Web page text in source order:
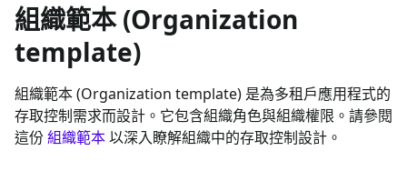
組織範本 (Organization
template)
組織範本 (Organization template) 是為多租戶應用程式的
存取控制需求而設計。它包含組織角色與組織權限。請參閱
這份組織範本以深入瞭解組織中的存取控制設計。